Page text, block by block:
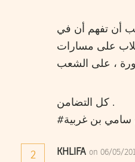
أن تفهم أن في
على مسارات
كل التضامن .
2 KHLIFA on 06/05/